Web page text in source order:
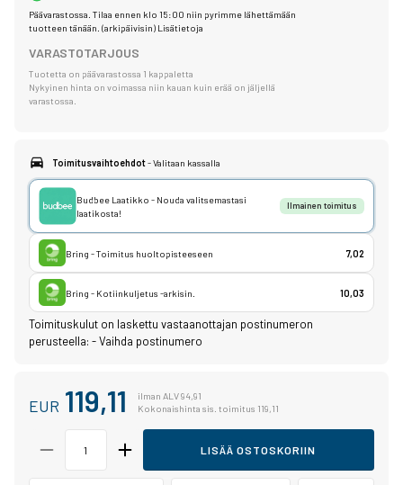
Päävarastossa. Tilaa ennen klo 15:00 niin pyrimme lähettämään
tuotteen tänään. (arkipäivisin) Lisätietoja
VARASTOTARJOUS
Tuotetta on päävarastossa 1 kappaletta
Nykyinen hinta on voimassa niin kauan kuin erää on jäljellä
varastossa.
Toimitusvaihtoehdot- Valitaan kassalla
Budbee Laatikko - Nouda valitsemastasi
laatikosta!
Ilmainen toimitus
Bring - Toimitus huoltopisteeseen 7,02
Bring - Kotiinkuljetus -arkisin. 10,03
Toimituskulut on laskettu vastaanottajan postinumeron
perusteella: -Vaihda postinumero
EUR 119,11
ilman ALV 94,91
Kokonaishinta sis. toimitus 119,11
LISÄÄ OSTOSKORIIN